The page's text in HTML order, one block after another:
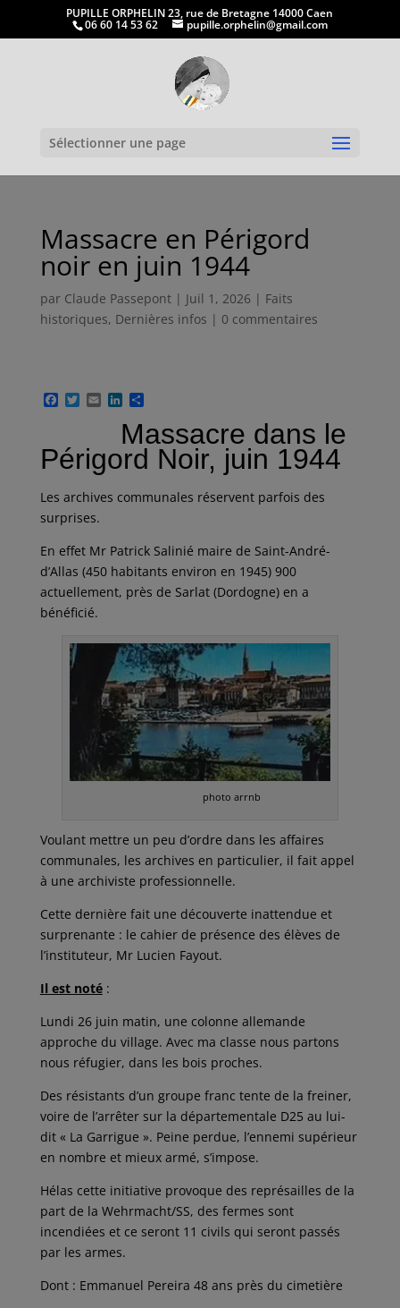
PUPILLE ORPHELIN 23, rue de Bretagne 14000 Caen
06 60 14 53 62 pupille.orphelin@gmail.com
Sélectionner une page
Massacre en Périgord
noir en juin 1944
par Claude Passepont| Juil 1, 2026 | Faits
historiques, Dernières infos | 0 commentaires
F
b
o
k
T
t
e
E
l
L
n
k
e
d
n
P
r
t
a
g
r
Massacre dans le
Périgord Noir, juin 1944
Les archives communales réservent parfois des
surprises.
En effet Mr Patrick Salinié maire de Saint-André-
d’Allas (450 habitants environ en 1945) 900
actuellement, près de Sarlat (Dordogne) en a
bénéficié.
photo arrnb
Voulant mettre un peu d’ordre dans les affaires
communales, les archives en particulier, il fait appel
à une archiviste professionnelle.
Cette dernière fait une découverte inattendue et
surprenante : le cahier de présence des élèves de
l’instituteur, Mr Lucien Fayout.
Il est noté:
Lundi 26 juin matin, une colonne allemande
approche du village. Avec ma classe nous partons
nous réfugier, dans les bois proches.
Des résistants d’un groupe franc tente de la freiner,
voire de l’arrêter sur la départementale D25 au lui-
dit « La Garrigue ». Peine perdue, l’ennemi supérieur
en nombre et mieux armé, s’impose.
Hélas cette initiative provoque des représailles de la
part de la Wehrmacht/SS, des fermes sont
incendiées et ce seront 11 civils qui seront passés
par les armes.
Dont : Emmanuel Pereira 48 ans près du cimetière